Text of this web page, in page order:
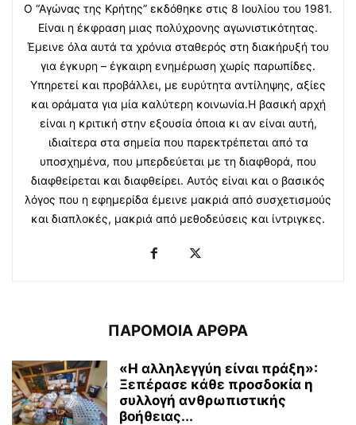
Ο “Αγώνας της Κρήτης” εκδόθηκε στις 8 Ιουλίου του 1981.
Είναι η έκφραση μιας πολύχρονης αγωνιστικότητας.
Έμεινε όλα αυτά τα χρόνια σταθερός στη διακήρυξή του
για έγκυρη – έγκαιρη ενημέρωση χωρίς παρωπίδες.
Υπηρετεί και προβάλλει, με ευρύτητα αντίληψης, αξίες
και οράματα για μία καλύτερη κοινωνία.Η βασική αρχή
είναι η κριτική στην εξουσία όποια κι αν είναι αυτή,
ιδιαίτερα στα σημεία που παρεκτρέπεται από τα
υποσχημένα, που μπερδεύεται με τη διαφθορά, που
διαφθείρεται και διαφθείρει. Αυτός είναι και ο βασικός
λόγος που η εφημερίδα έμεινε μακριά από συσχετισμούς
και διαπλοκές, μακριά από μεθοδεύσεις και ίντριγκες.
ΠΑΡΟΜΟΙΑ ΑΡΘΡΑ
«Η αλληλεγγύη είναι πράξη»:
Ξεπέρασε κάθε προσδοκία η
συλλογή ανθρωπιστικής
βοήθειας...